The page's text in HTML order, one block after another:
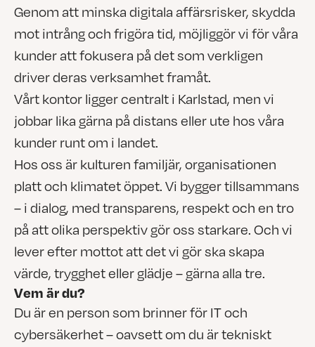
Genom att minska digitala affärsrisker, skydda
mot intrång och frigöra tid, möjliggör vi för våra
kunder att fokusera på det som verkligen
driver deras verksamhet framåt.
Vårt kontor ligger centralt i Karlstad, men vi
jobbar lika gärna på distans eller ute hos våra
kunder runt om i landet.
Hos oss är kulturen familjär, organisationen
platt och klimatet öppet. Vi bygger tillsammans
– i dialog, med transparens, respekt och en tro
på att olika perspektiv gör oss starkare. Och vi
lever efter mottot att det vi gör ska skapa
värde, trygghet eller glädje – gärna alla tre.
Vem är du?
Du är en person som brinner för IT och
cybersäkerhet – oavsett om du är tekniskt